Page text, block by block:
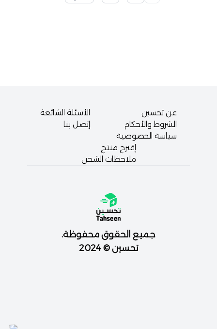
عن تحسين
الشروط والأحكام
سياسة الخصوصية
الأسئلة الشائعة
إتصل بنا
إقترح منتج
ملاحظات الشحن
جميع الحقوق محفوظة.
تحسين © 2024